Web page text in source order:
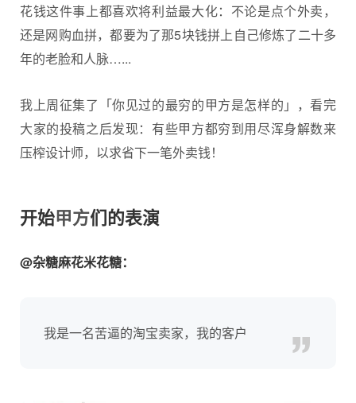
花钱这件事上都喜欢将利益最大化：不论是点个外卖，
还是网购血拼，都要为了那5块钱拼上自己修炼了二十多
年的老脸和人脉…...
我上周征集了「你见过的最穷的甲方是怎样的」，看完
大家的投稿之后发现：有些甲方都穷到用尽浑身解数来
压榨设计师，以求省下一笔外卖钱！
开始甲方们的表演
@杂糖麻花米花糖：
我是一名苦逼的淘宝卖家，我的客户